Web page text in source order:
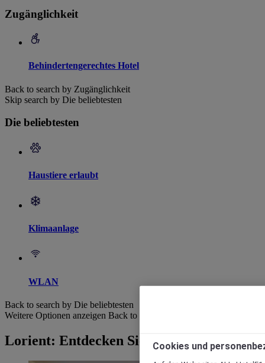
Zugänglichkeit
Behindertengerechtes Hotel
Back to search by Zugänglichkeit
Skip search by Die beliebtesten
Die beliebtesten
Haustiere erlaubt
Klimaanlage
WLAN
Back to search by Die beliebtesten
Weitere Optionen anzeigen Back to search by categories
Lorient: Entdecken Sie unsere Hotels
Cookies und